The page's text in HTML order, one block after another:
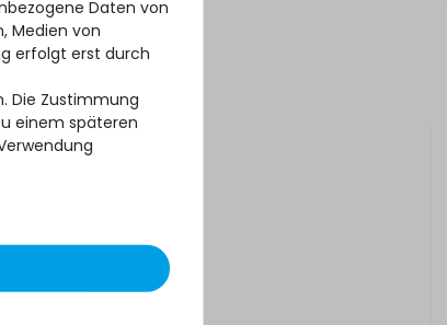
Daten von
Medien von
erfolgt erst durch
Die Zustimmung
einem späteren